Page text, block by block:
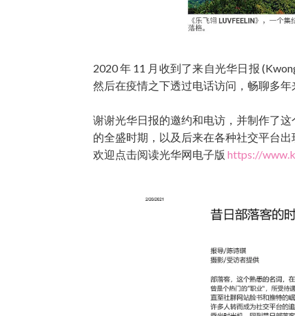
2020 年 11 月收到了来自光华日报
然后在疫情之下透过电话访问，畅聊多
谢谢光华日报的邀约和电访，并制作了
的全盛时期，以及后来在各种社交平台
欢迎点击阅读光华网电子版 https://